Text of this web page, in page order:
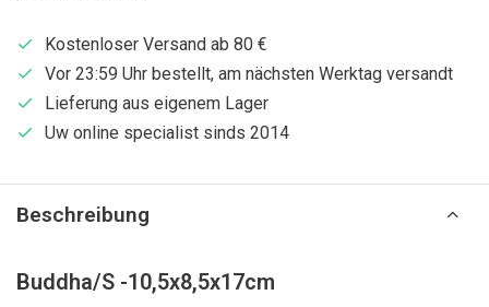
Kostenloser Versand ab 80 €
Vor 23:59 Uhr bestellt, am nächsten Werktag versandt
Lieferung aus eigenem Lager
Uw online specialist sinds 2014
Beschreibung
Buddha/S -10,5x8,5x17cm